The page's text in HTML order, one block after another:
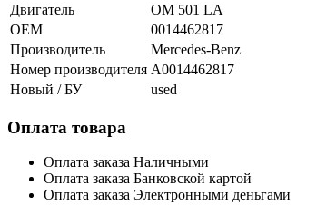
Двигатель
OM 501 LA
OEM
0014462817
Производитель
Mercedes-Benz
Номер производителя A0014462817
Новый / БУ
used
Оплата товара
Оплата заказа Наличными
Оплата заказа Банковской картой
Оплата заказа Электронными деньгами